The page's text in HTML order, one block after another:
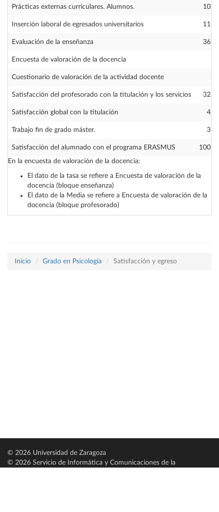
Prácticas externas curriculares. Alumnos.
Inserción laboral de egresados universitarios
Evaluación de la enseñanza
Encuesta de valoración de la docencia
Cuestionario de valoración de la actividad docente
Satisfacción del profesorado con la titulación y los servicios
Satisfacción global con la titulación
Trabajo fin de grado máster.
Satisfacción del alumnado con el programa ERASMUS
En la encuesta de valoración de la docencia:
El dato de la tasa se refiere a Encuesta de valoración de la
docencia (bloque enseñanza)
El dato de la Media se refiere a Encuesta de valoración de la
docencia (bloque profesorado)
Inicio Grado en Psicología Satisfacción y egreso
© 2026 Universidad de Zaragoza
© 2026 Servicio de Informática y Comunicaciones de la